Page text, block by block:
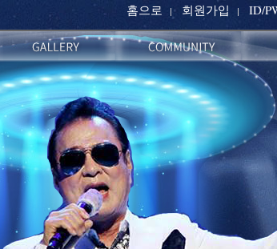
홈으로 회원가입 ID/